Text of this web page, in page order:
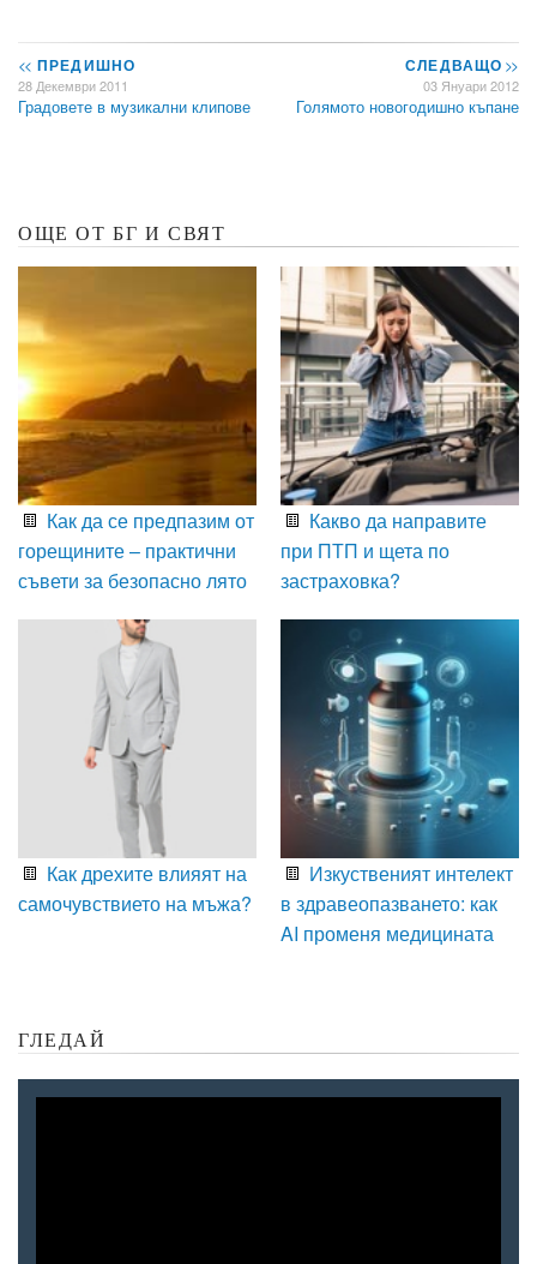
<< ПРЕДИШНО
28 Декември 2011
Градовете в музикални клипове
СЛЕДВАЩО>>
03 Януари 2012
Голямото новогодишно къпане
ОЩЕ ОТ БГ И СВЯТ
Как да се предпазим от
горещините – практични
съвети за безопасно лято
Какво да направите
при ПТП и щета по
застраховка?
Как дрехите влияят на
самочувствието на мъжа?
Изкуственият интелект
в здравеопазването: как
AI променя медицината
ГЛЕДАЙ